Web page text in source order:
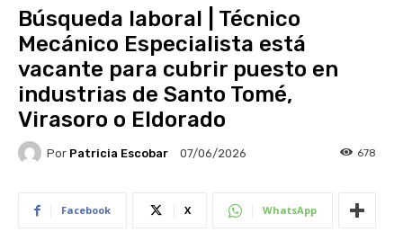
Búsqueda laboral | Técnico
Mecánico Especialista está
vacante para cubrir puesto en
industrias de Santo Tomé,
Virasoro o Eldorado
Por Patricia Escobar 07/06/2026 678
Facebook X WhatsApp